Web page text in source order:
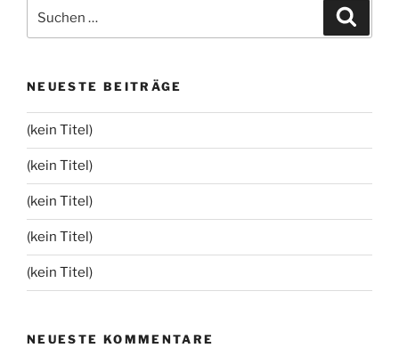
nach:
NEUESTE BEITRÄGE
(kein Titel)
(kein Titel)
(kein Titel)
(kein Titel)
(kein Titel)
NEUESTE KOMMENTARE